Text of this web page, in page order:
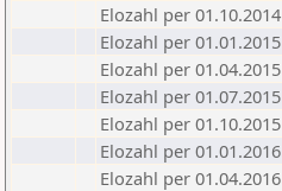
Elozahl per 01.10.2014
Elozahl per 01.01.2015
Elozahl per 01.04.2015
Elozahl per 01.07.2015
Elozahl per 01.10.2015
Elozahl per 01.01.2016
Elozahl per 01.04.2016